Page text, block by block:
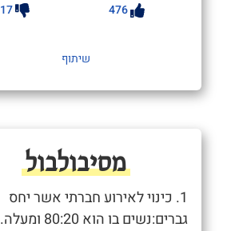
476
17
שיתוף
מסיבולבול
1. כינוי לאירוע חברתי אשר יחס
גברים:נשים בו הוא 80:20 ומעלה.